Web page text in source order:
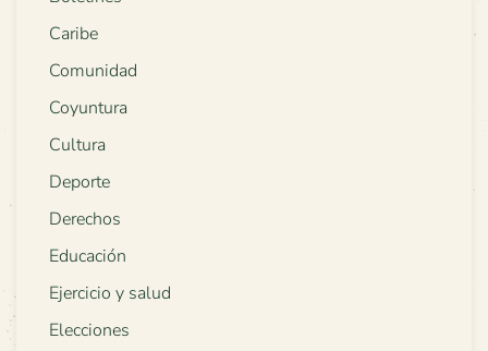
Caribe
Comunidad
Coyuntura
Cultura
Deporte
Derechos
Educación
Ejercicio y salud
Elecciones